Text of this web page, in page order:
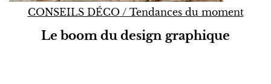
CONSEILS DÉCO/ Tendances du moment
Le boom du design graphique